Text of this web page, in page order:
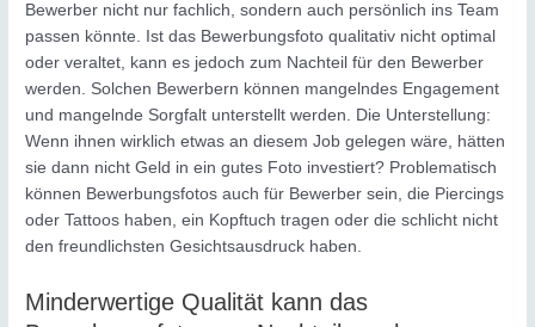
Bewerber nicht nur fachlich, sondern auch persönlich ins Team
passen könnte. Ist das Bewerbungsfoto qualitativ nicht optimal
oder veraltet, kann es jedoch zum Nachteil für den Bewerber
werden. Solchen Bewerbern können mangelndes Engagement
und mangelnde Sorgfalt unterstellt werden. Die Unterstellung:
Wenn ihnen wirklich etwas an diesem Job gelegen wäre, hätten
sie dann nicht Geld in ein gutes Foto investiert? Problematisch
können Bewerbungsfotos auch für Bewerber sein, die Piercings
oder Tattoos haben, ein Kopftuch tragen oder die schlicht nicht
den freundlichsten Gesichtsausdruck haben.
Minderwertige Qualität kann das